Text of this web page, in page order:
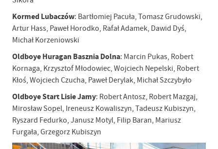
Kormed Lubaczów: Bartłomiej Pacuła, Tomasz Grudowski,
Artur Hass, Paweł Horodko, Rafał Adamek, Dawid Dyś,
Michał Korzeniowski
Oldboye Huragan Basznia Dolna: Marcin Pukas, Robert
Kornaga, Krzysztof Młodowiec, Wojciech Nepelski, Robert
Kłoś, Wojciech Czucha, Paweł Derylak, Michał Szczybyło
Oldboye Start Lisie Jamy: Robert Antosz, Robert Mazgaj,
Mirosław Sopel, Ireneusz Kowaliszyn, Tadeusz Kubiszyn,
Ryszard Fedurko, Janusz Motyl, Filip Baran, Mariusz
Furgała, Grzegorz Kubiszyn